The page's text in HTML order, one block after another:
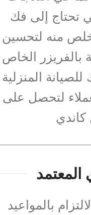
تحتاج إلى فك
منه لتحسين
بالفريزر الخاص
للصيانة المنزلية
لتحصل على
كاندي
بالمواعيد